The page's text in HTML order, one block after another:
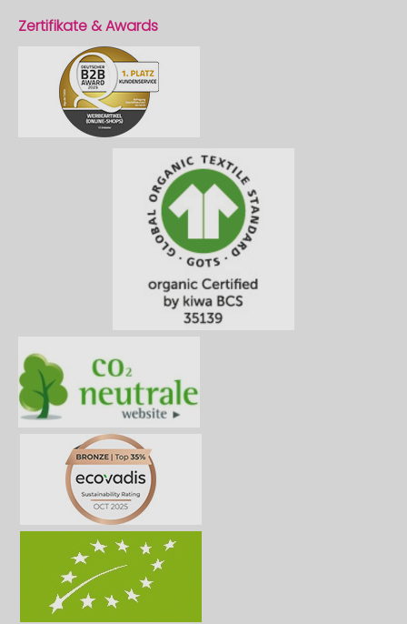
Zertifikate & Awards